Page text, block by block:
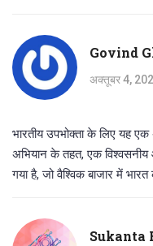
Govind
अक्तूबर 4,
भारतीय उपभोक्ता के लिए यह
अभियान के तहत, एक विश्वसनीय
गया है, जो वैश्विक बाजार में भारत
Sukanta